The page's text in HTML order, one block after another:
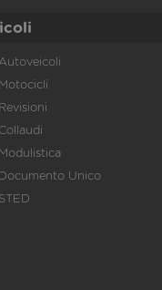
Autoveicoli
Motocicli
Revisioni
Collaudi
Modulistica
Documento Unico
STED